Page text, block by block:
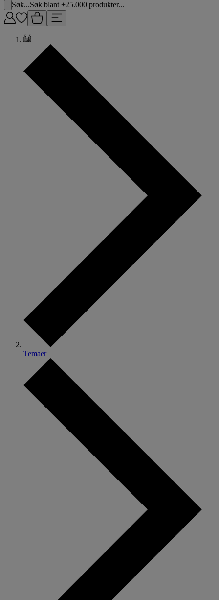
Søk...Søk blant +25.000 produkter...
Temaer